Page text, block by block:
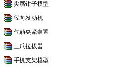
尖嘴钳子模型
径向发动机
气动夹紧装置
三爪拉拔器
手机支架模型